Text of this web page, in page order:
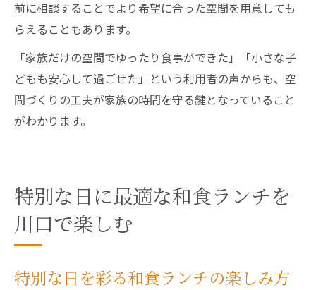
前に相談することでより希望に合った空間を用意しても
らえることもあります。
「家族だけの空間でゆったり食事ができた」「小さな子
どもも安心して過ごせた」という利用者の声からも、空
間づくりの工夫が家族の時間を守る鍵となっていること
がわかります。
特別な日に最適な和食ランチを
川口で楽しむ
特別な日を彩る和食ランチの楽しみ方